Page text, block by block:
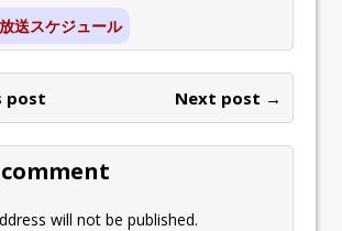
送スケジュール
post Next post →
will not be published.